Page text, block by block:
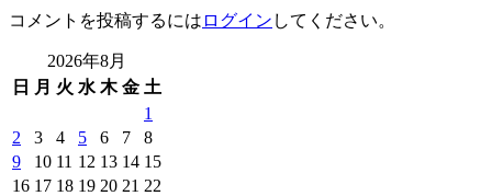
コメントを投稿するには ログイン してください。
2026年8月
日
月 火 水 木 金 土
1
2
3 4 5 6 7
8
9
10 11 12 13 14 15
16 17 18 19 20 21 22